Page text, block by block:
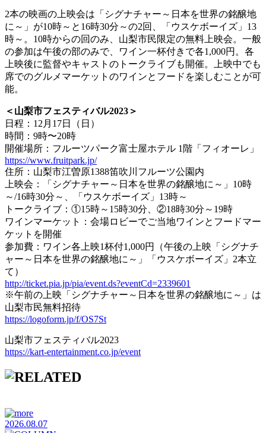
2本の映画の上映会は「シグナチャー～日本を世界の銘醸地
に～」が10時～と16時30分～の2回、「ウスケボーイズ」13
時～。10時からの回のみ、山梨市民限定の無料上映会。一般
の参加は午後の部のみで、ワイン一杯付きで各1,000円。各
上映後に監督やキャストのトークライブも開催。上映中でも
席でのグルメマーケットのワインとフードを楽しむことが可
能。
＜山梨市フェスティバル2023＞
日程：12月17日（日）
時間：9時〜20時
開催場所：フルーツパーク富士屋ホテル 1階「フィオーレ」
https://www.fruitpark.jp/
住所：山梨市江曽原1388笛吹川フルーツ公園内
上映会：「シグナチャー～日本を世界の銘醸地に～」10時
～/16時30分～、「ウスケボーイズ」13時～
トークライブ：①15時～15時30分、②18時30分～19時
ワインマーケット：会場ロビーでご当地ワインとフードマー
ケットを開催
参加費：ワイン各上映1杯付1,000円（午後の上映「シグナチ
ャー～日本を世界の銘醸地に～」「ウスケボーイズ」2本立
て）
http://ticket.pia.jp/pia/event.ds?eventCd=2339601
※午前の上映「シグナチャー～日本を世界の銘醸地に～」は
山梨市民無料招待
https://logoform.jp/f/OS7St
山梨市フェスティバル2023
https://kart-entertainment.co.jp/event
2026.08.07